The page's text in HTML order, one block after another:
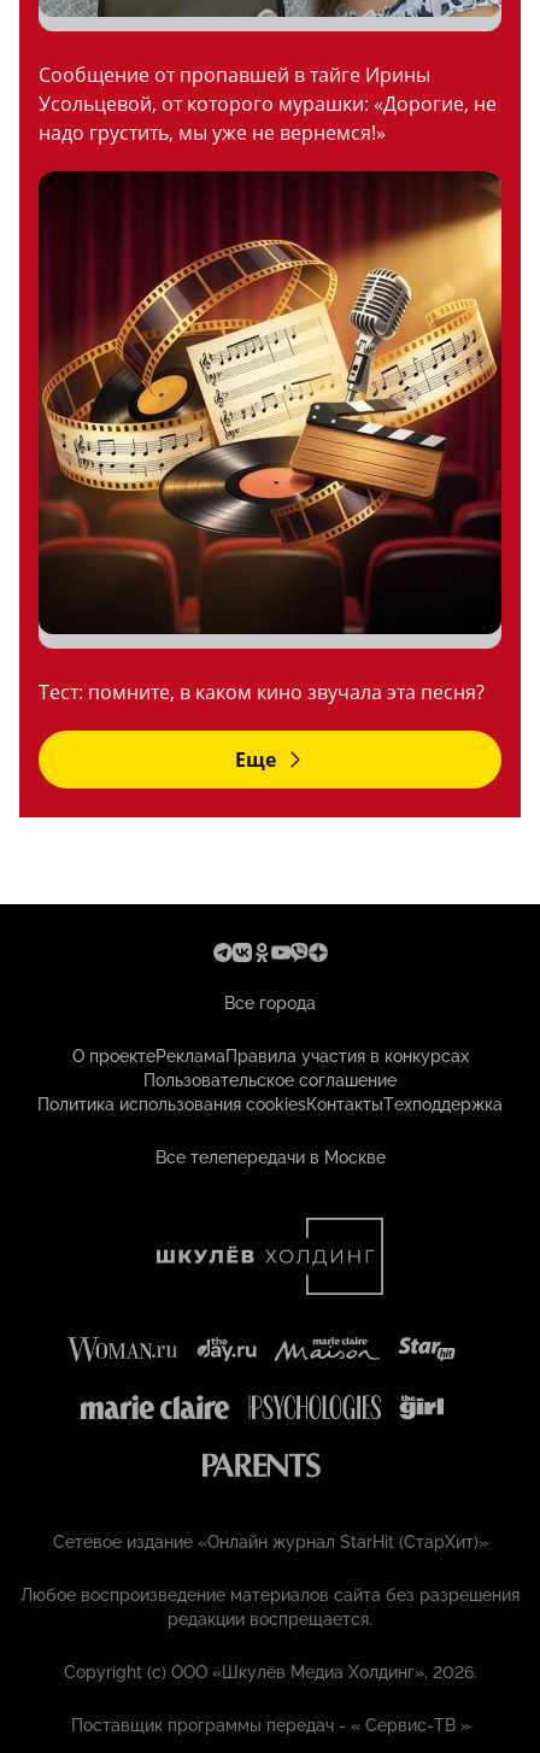
Сообщение от пропавшей в тайге Ирины
Усольцевой, от которого мурашки: «Дорогие, не
надо грустить, мы уже не вернемся!»
Тест: помните, в каком кино звучала эта песня?
Еще
Все города
О проектеРекламаПравила участия в конкурсах
Пользовательское соглашение
Политика использования cookiesКонтактыТехподдержка
Все телепередачи в Москве
Сетевое издание «Онлайн журнал StarHit (СтарХит)»
Любое воспроизведение материалов сайта без разрешения
редакции воспрещается.
Copyright (с) ООО «Шкулёв Медиа Холдинг», 2026.
Поставщик программы передач - «Сервис-ТВ »